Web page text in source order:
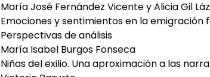
María José Fernández Vicente y Alicia Gil
Emociones y sentimientos en la emigración
Perspectivas de análisis
María Isabel Burgos Fonseca
Niñas del exilio. Una aproximación a las